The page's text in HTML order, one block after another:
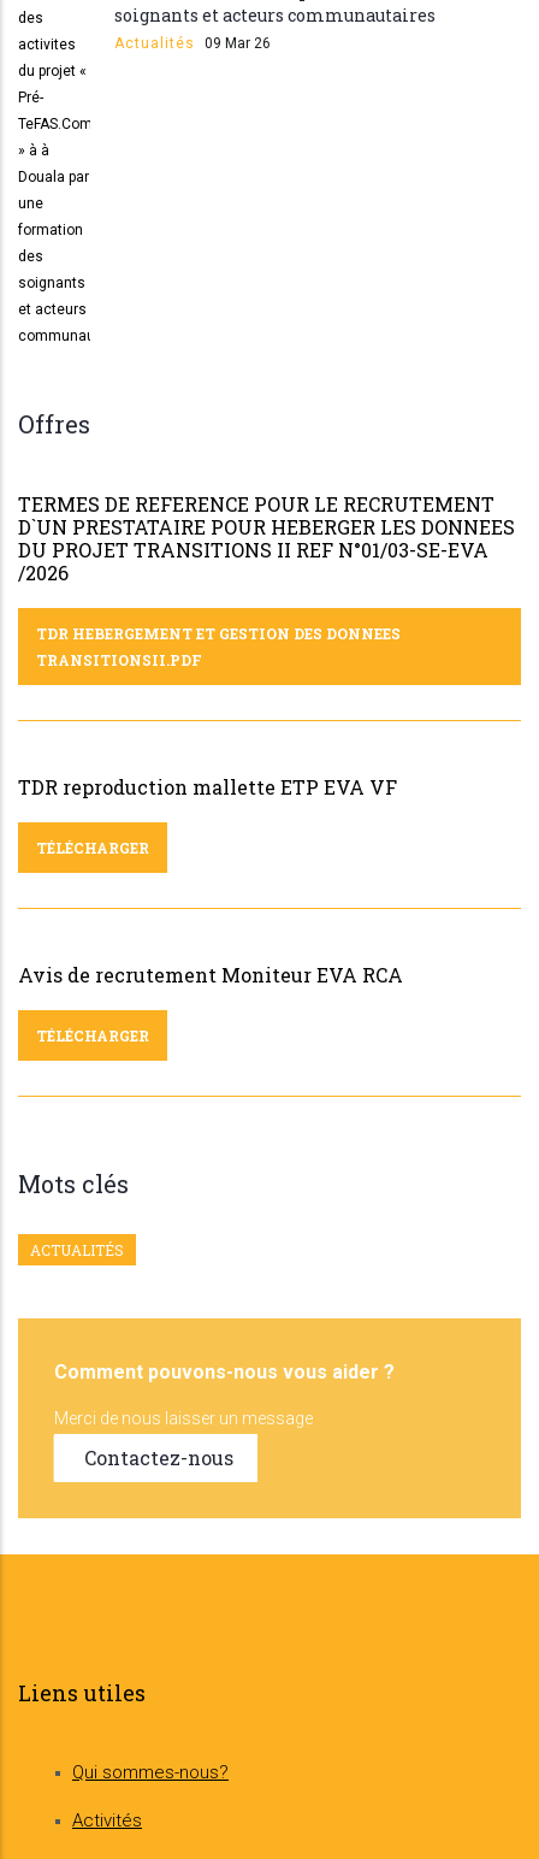
soignants et acteurs communautaires
Actualités 09 Mar 26
Offres
TERMES DE REFERENCE POUR LE RECRUTEMENT
D`UN PRESTATAIRE POUR HEBERGER LES DONNEES
DU PROJET TRANSITIONS II REF N°01/03-SE-EVA
/2026
TDR HEBERGEMENT ET GESTION DES DONNEES
TRANSITIONSII.PDF
TDR reproduction mallette ETP EVA VF
TÉLÉCHARGER
Avis de recrutement Moniteur EVA RCA
TÉLÉCHARGER
Mots clés
ACTUALITÉS
Comment pouvons-nous vous aider ?
Merci de nous laisser un message
Contactez-nous
Liens utiles
Qui sommes-nous?
Activités